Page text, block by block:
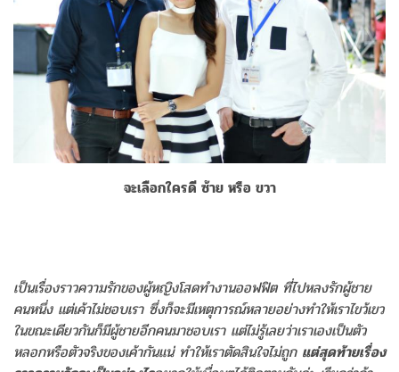
จะเลือกใครดี ซ้าย หรือ ขวา
เป็นเรื่องราวความรักของผู้หญิงโสดทำงานออฟฟิต ที่ไปหลงรักผู้ชาย
คนหนึ่ง แต่เค้าไม่ชอบเรา ซึ่งก็จะมีเหตุการณ์หลายอย่างทำให้เราไขว้เขว
ในขณะเดียวกันก็มีผู้ชายอีกคนมาชอบเรา แต่ไม่รู้เลยว่าเราเองเป็นตัว
หลอกหรือตัวจริงของเค้ากันแน่ ทำให้เราตัดสินใจไม่ถูก แต่สุดท้ายเรื่อง